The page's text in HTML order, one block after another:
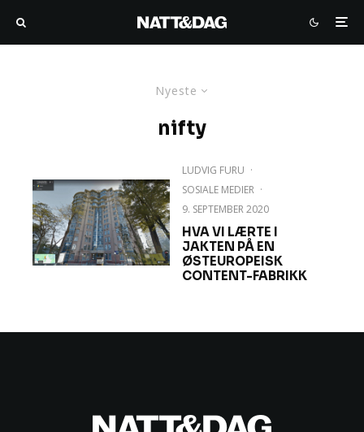
Nyeste
nifty
LUDVIG FURU ·
SOSIALE MEDIER ·
9. SEPTEMBER 2020
HVA VI LÆRTE I
JAKTEN PÅ EN
ØSTEUROPEISK
CONTENT-FABRIKK